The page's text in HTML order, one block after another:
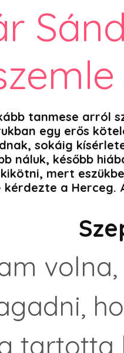
tanmese arról
egy erős
sokáig
náluk, később
mert
kérdezte a
tartotta